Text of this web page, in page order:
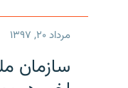
مرداد ۲۰, ۱۳۹۷
سازمان